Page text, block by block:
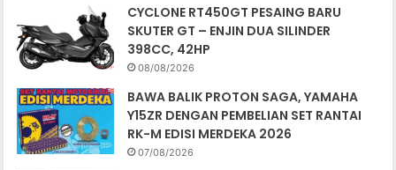
CYCLONE RT450GT PESAING BARU
SKUTER GT – ENJIN DUA SILINDER
398CC, 42HP
08/08/2026
BAWA BALIK PROTON SAGA, YAMAHA
Y15ZR DENGAN PEMBELIAN SET RANTAI
RK-M EDISI MERDEKA 2026
07/08/2026